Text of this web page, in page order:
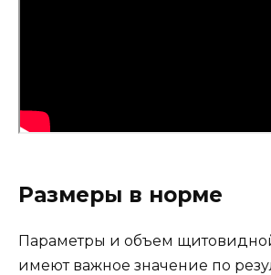
Размеры в норме
Параметры и объем
имеют важное значение по